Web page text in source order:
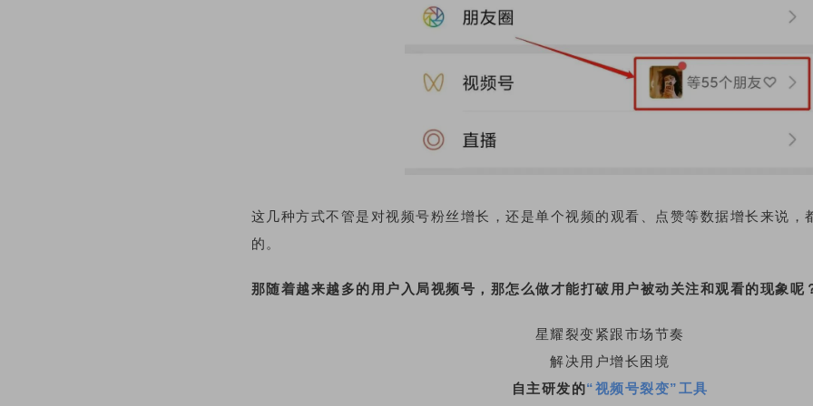
这几种方式不管是对视频号粉丝增长，还是单个视频的观看、点赞等数据增长来说，
的。
那随着越来越多的用户入局视频号，那怎么做才能打破用户被动关注和观看的现象呢
星耀裂变紧跟市场节奏
解决用户增长困境
自主研发的“视频号裂变”工具